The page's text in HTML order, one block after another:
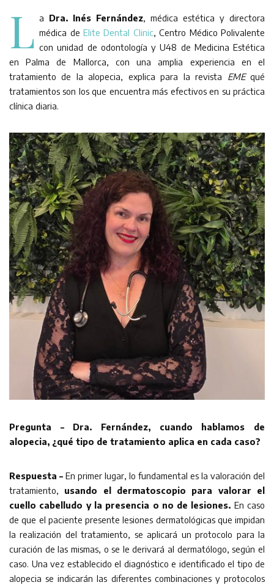
L a Dra. Inés Fernández, médica estética y directora
médica de Elite Dental Clinic, Centro Médico Polivalente
con unidad de odontología y U48 de Medicina Estética
en Palma de Mallorca, con una amplia experiencia en el
tratamiento de la alopecia, explica para la revista EMEqué
tratamientos son los que encuentra más efectivos en su práctica
clínica diaria.
Pregunta – Dra. Fernández, cuando hablamos de
alopecia, ¿qué tipo de tratamiento aplica en cada caso?
Respuesta – En primer lugar, lo fundamental es la valoración del
tratamiento, usando el dermatoscopio para valorar el
cuello cabelludo y la presencia o no de lesiones. En caso
de que el paciente presente lesiones dermatológicas que impidan
la realización del tratamiento, se aplicará un protocolo para la
curación de las mismas, o se le derivará al dermatólogo, según el
caso. Una vez establecido el diagnóstico e identificado el tipo de
alopecia se indicarán las diferentes combinaciones y protocolos